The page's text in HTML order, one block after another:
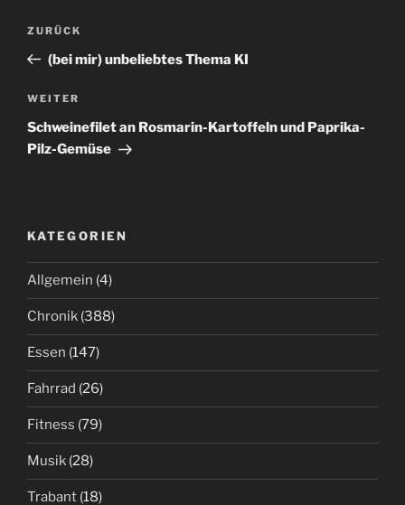
Beitrags-
Vorheriger
Beitrag
ZURÜCK
(bei mir) unbeliebtes Thema KI
Nächster
Beitrag
WEITER
Schweinefilet an Rosmarin-Kartoffeln und Paprika-
Pilz-Gemüse
KATEGORIEN
Allgemein (4)
Chronik (388)
Essen (147)
Fahrrad (26)
Fitness (79)
Musik (28)
Trabant (18)